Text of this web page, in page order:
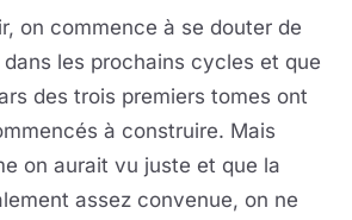
on commence à se douter de
les prochains cycles et que
des trois premiers tomes ont
à construire. Mais
on aurait vu juste et que la
assez convenue, on ne